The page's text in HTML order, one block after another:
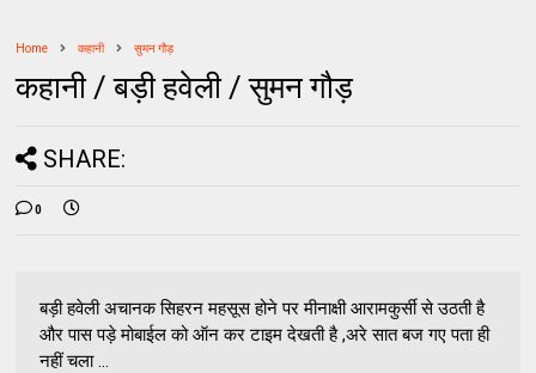
Home कहानी सुमन गौड़
कहानी / बड़ी हवेली / सुमन गौड़
SHARE:
0
बड़ी हवेली अचानक सिहरन महसूस होने पर मीनाक्षी आरामकुर्सी से उठती है
और पास पड़े मोबाईल को ऑन कर टाइम देखती है ,अरे सात बज गए पता ही
नहीं चला ...